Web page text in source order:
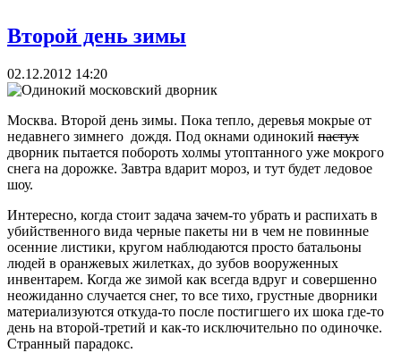
Второй день зимы
02.12.2012 14:20
Москва. Второй день зимы. Пока тепло, деревья мокрые от
недавнего зимнего дождя. Под окнами одинокий пастух
дворник пытается побороть холмы утоптанного уже мокрого
снега на дорожке. Завтра вдарит мороз, и тут будет ледовое
шоу.
Интересно, когда стоит задача зачем-то убрать и распихать в
убийственного вида черные пакеты ни в чем не повинные
осенние листики, кругом наблюдаются просто батальоны
людей в оранжевых жилетках, до зубов вооруженных
инвентарем. Когда же зимой как всегда вдруг и совершенно
неожиданно случается снег, то все тихо, грустные дворники
материализуются откуда-то после постигшего их шока где-то
день на второй-третий и как-то исключительно по одиночке.
Странный парадокс.